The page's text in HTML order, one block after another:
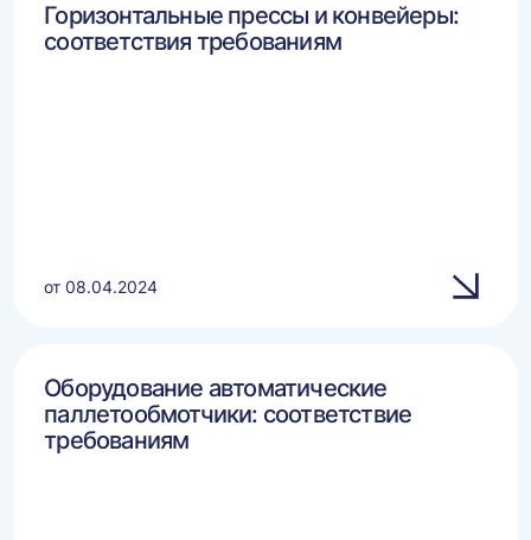
Горизонтальные прессы и конвейеры:
соответствия требованиям
от 08.04.2024
Оборудование автоматические
паллетообмотчики: соответствие
требованиям